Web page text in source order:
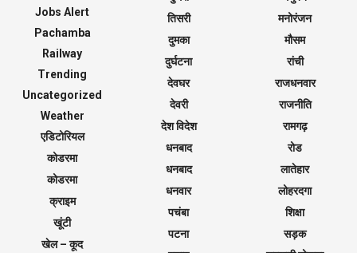
Jobs Alert
Pachamba
Railway
Trending
Uncategorized
Weather
एडिटोरियल
कोडरमा
कोडरमा
क्राइम
खूंटी
खेल – कूद
तिसरी
दुमका
दुर्घटना
देवघर
देवरी
देश विदेश
धनबाद
धनबाद
धनवार
पचंबा
पटना
मनोरंजन
मौसम
रांची
राजधनवार
राजनीति
रामगढ़
रोड
लातेहार
लोहरदगा
शिक्षा
सड़क